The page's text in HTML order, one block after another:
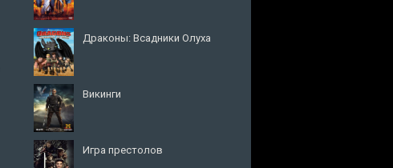
Драконы: Всадники Олуха
Викинги
Игра престолов